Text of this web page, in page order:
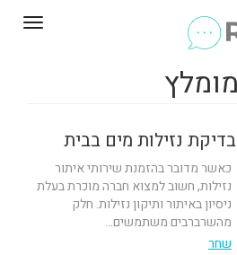
כאשר מדובר בהזמנת שירותי איתור
נזילות, חשוב למצוא חברה מוכרת בעלת
ניסיון באיתור ותיקון נזילות. חלק
מהשרברבים משתמשים...
שחר